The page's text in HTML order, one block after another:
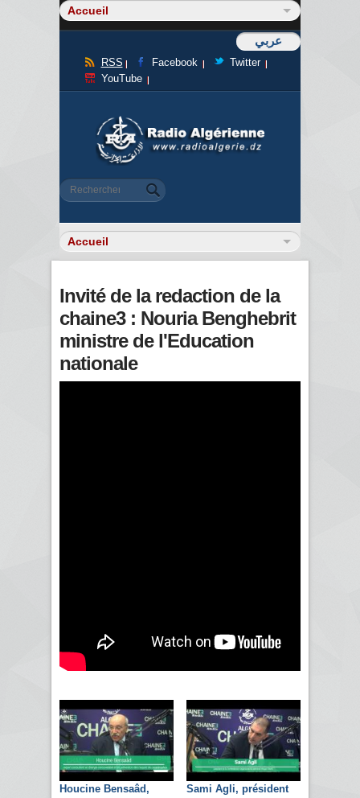
عربي
RSS Facebook
Twitter
YouTube
Formulaire de recherche
Rechercher
Invité de la redaction de la
chaine3 : Nouria Benghebrit
ministre de l'Education
nationale
Houcine Bensaâd,
Sami Agli, président